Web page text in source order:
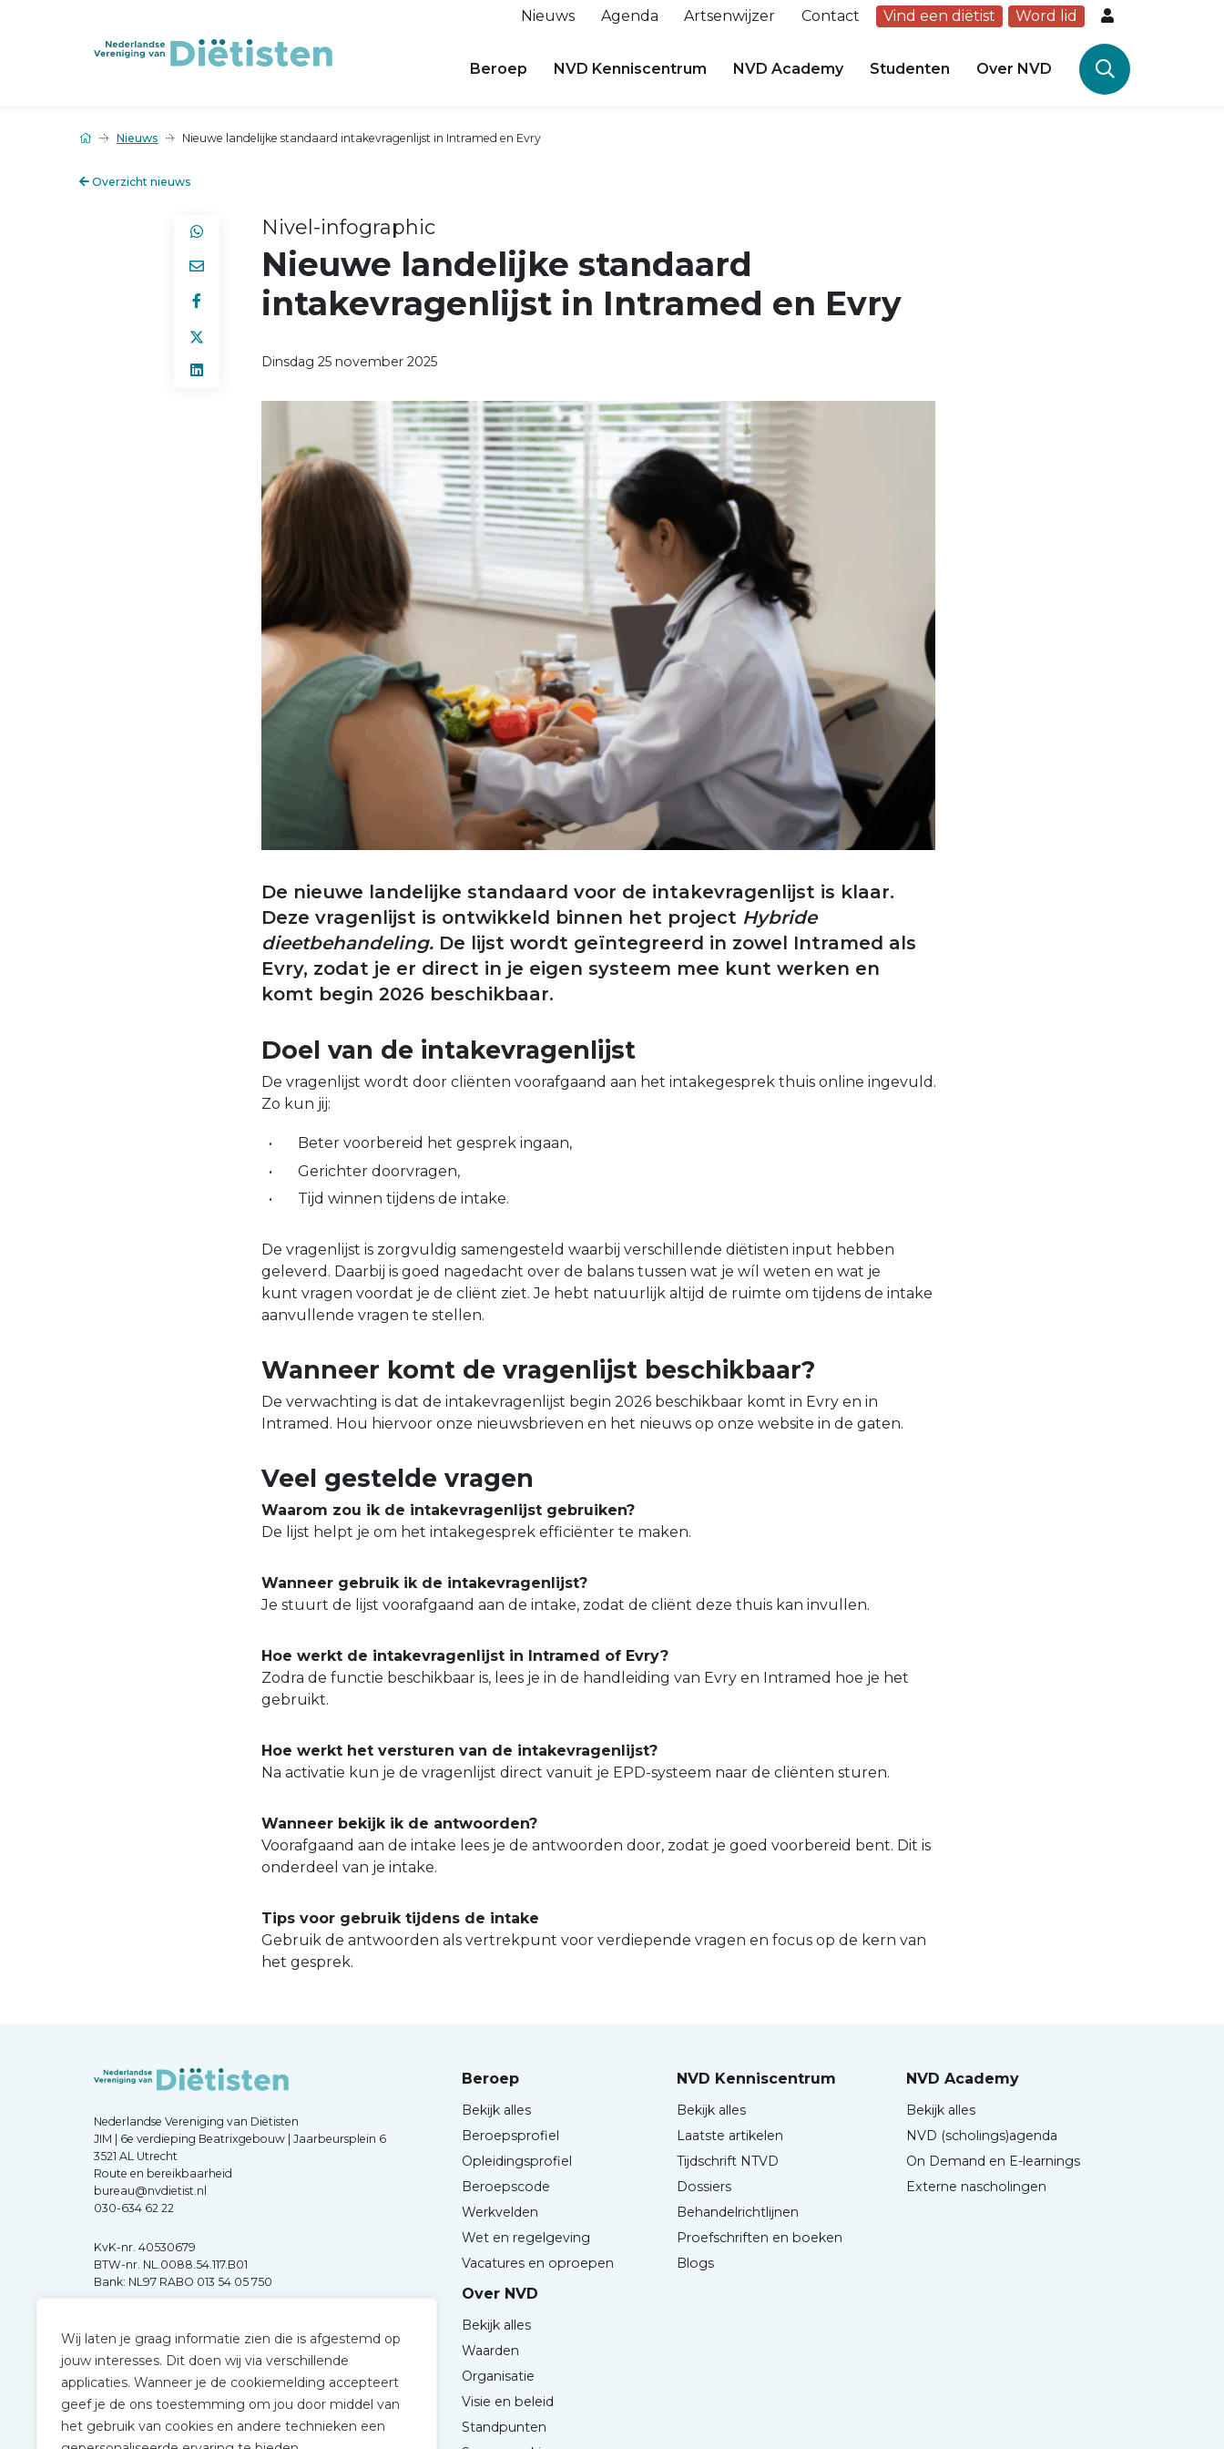
Wij laten je graag informatie zien die is afgestemd op
jouw interesses. Dit doen wij via verschillende
applicaties. Wanneer je de cookiemelding accepteert
geef je de ons toestemming om jou door middel van
het gebruik van cookies en andere technieken een
Nieuws Agenda Artsenwijzer Contact Vind een diëtist Word lid
Beroep NVD Kenniscentrum NVD Academy Studenten Over NVD
Nieuws Nieuwe landelijke standaard intakevragenlijst in Intramed en Evry
Overzicht nieuws
Nivel-infographic
Nieuwe landelijke standaard
intakevragenlijst in Intramed en Evry
Dinsdag 25 november 2025
De nieuwe landelijke standaard voor de intakevragenlijst is klaar.
Deze vragenlijst is ontwikkeld binnen het project Hybride
dieetbehandeling. De lijst wordt geïntegreerd in zowel Intramed als
Evry, zodat je er direct in je eigen systeem mee kunt werken en
komt begin 2026 beschikbaar.
Doel van de intakevragenlijst
De vragenlijst wordt door cliënten voorafgaand aan het intakegesprek thuis online ingevuld.
Zo kun jij:
Beter voorbereid het gesprek ingaan,
Gerichter doorvragen,
Tijd winnen tijdens de intake.
De vragenlijst is zorgvuldig samengesteld waarbij verschillende diëtisten input hebben
geleverd. Daarbij is goed nagedacht over de balans tussen wat je wíl weten en wat je
kunt vragen voordat je de cliënt ziet. Je hebt natuurlijk altijd de ruimte om tijdens de intake
aanvullende vragen te stellen.
Wanneer komt de vragenlijst beschikbaar?
De verwachting is dat de intakevragenlijst begin 2026 beschikbaar komt in Evry en in
Intramed. Hou hiervoor onze nieuwsbrieven en het nieuws op onze website in de gaten.
Veel gestelde vragen
Waarom zou ik de intakevragenlijst gebruiken?
De lijst helpt je om het intakegesprek efficiënter te maken.
Wanneer gebruik ik de intakevragenlijst?
Je stuurt de lijst voorafgaand aan de intake, zodat de cliënt deze thuis kan invullen.
Hoe werkt de intakevragenlijst in Intramed of Evry?
Zodra de functie beschikbaar is, lees je in de handleiding van Evry en Intramed hoe je het
gebruikt.
Hoe werkt het versturen van de intakevragenlijst?
Na activatie kun je de vragenlijst direct vanuit je EPD-systeem naar de cliënten sturen.
Wanneer bekijk ik de antwoorden?
Voorafgaand aan de intake lees je de antwoorden door, zodat je goed voorbereid bent. Dit is
onderdeel van je intake.
Tips voor gebruik tijdens de intake
Gebruik de antwoorden als vertrekpunt voor verdiepende vragen en focus op de kern van
het gesprek.
Nederlandse Vereniging van Diëtisten
JIM | 6e verdieping Beatrixgebouw | Jaarbeursplein 6
3521 AL Utrecht
Route en bereikbaarheid
bureau@nvdietist.nl
030-634 62 22
KvK-nr. 40530679
BTW-nr. NL.0088.54.117.B01
Bank: NL97 RABO 013 54 05 750
Beroep
Bekijk alles
Beroepsprofiel
Opleidingsprofiel
Beroepscode
Werkvelden
Wet en regelgeving
Vacatures en oproepen
NVD Kenniscentrum
Bekijk alles
Laatste artikelen
Tijdschrift NTVD
Dossiers
Behandelrichtlijnen
Proefschriften en boeken
Blogs
NVD Academy
Bekijk alles
NVD (scholings)agenda
On Demand en E-learnings
Externe nascholingen
Over NVD
Bekijk alles
Waarden
Organisatie
Visie en beleid
Standpunten